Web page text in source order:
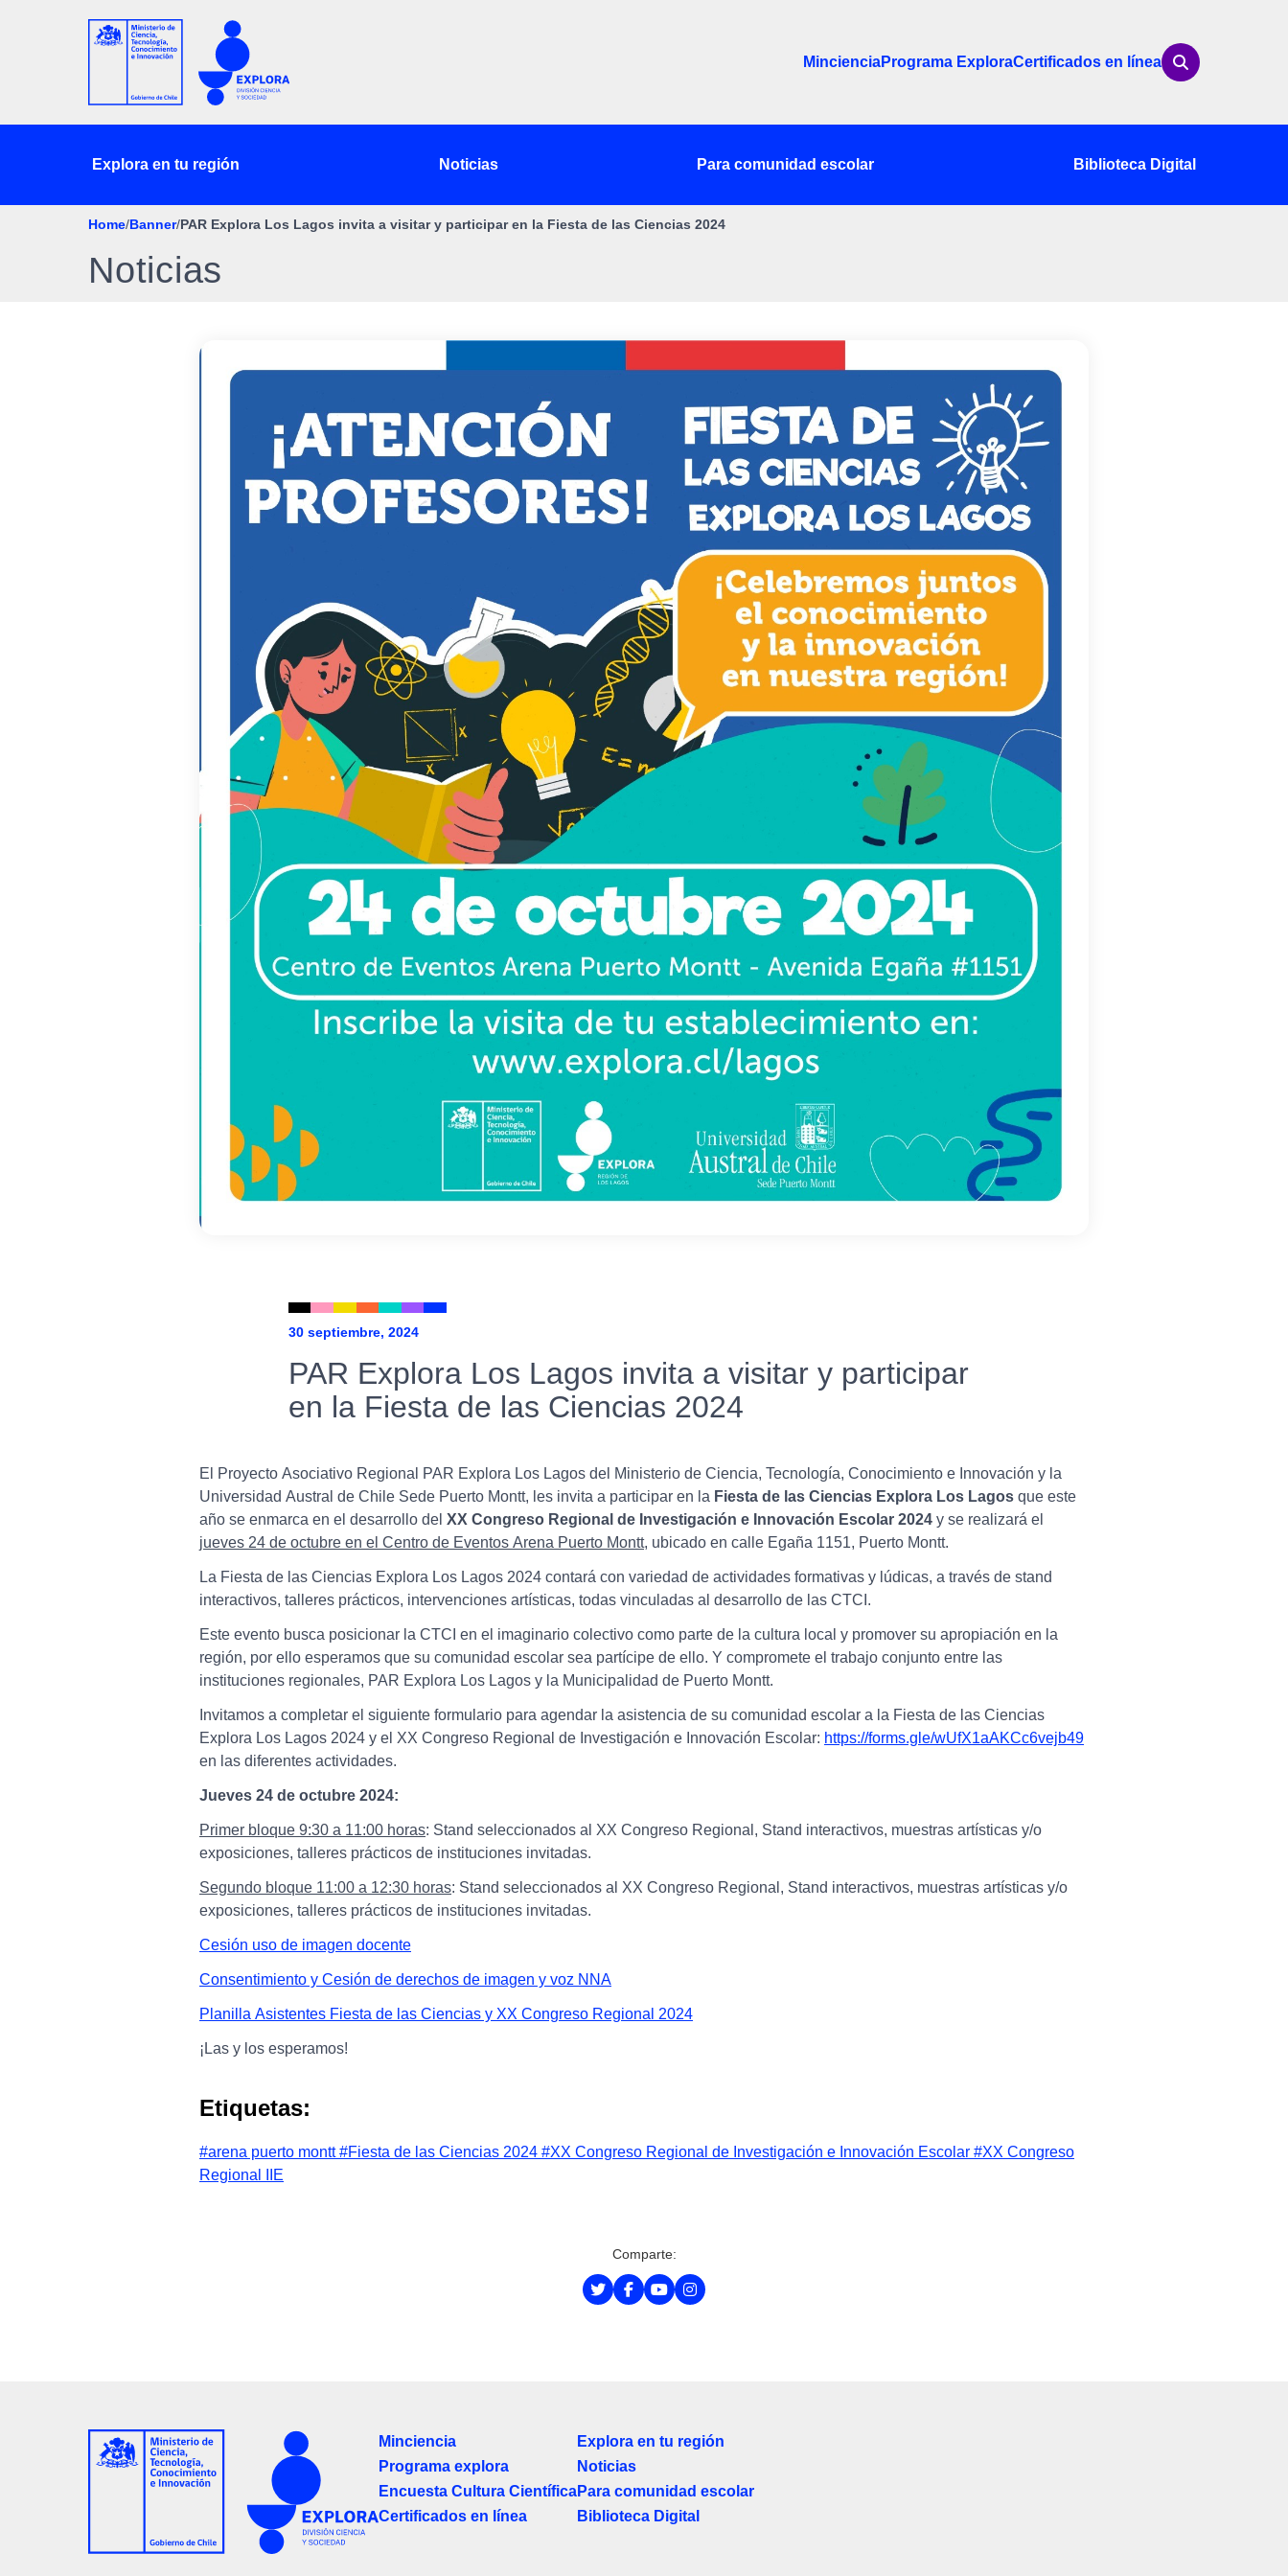
MincienciaPrograma ExploraCertificados en línea
Explora en tu región Noticias Para comunidad escolar Biblioteca Digital
Home/Banner/PAR Explora Los Lagos invita a visitar y participar en la Fiesta de las Ciencias 2024
Noticias
30 septiembre, 2024
PAR Explora Los Lagos invita a visitar y participar
en la Fiesta de las Ciencias 2024
El Proyecto Asociativo Regional PAR Explora Los Lagos del Ministerio de Ciencia, Tecnología, Conocimiento e Innovación y la
Universidad Austral de Chile Sede Puerto Montt, les invita a participar en la Fiesta de las Ciencias Explora Los Lagos que este
año se enmarca en el desarrollo del XX Congreso Regional de Investigación e Innovación Escolar 2024 y se realizará el
jueves 24 de octubre en el Centro de Eventos Arena Puerto Montt, ubicado en calle Egaña 1151, Puerto Montt.
La Fiesta de las Ciencias Explora Los Lagos 2024 contará con variedad de actividades formativas y lúdicas, a través de stand
interactivos, talleres prácticos, intervenciones artísticas, todas vinculadas al desarrollo de las CTCI.
Este evento busca posicionar la CTCI en el imaginario colectivo como parte de la cultura local y promover su apropiación en la
región, por ello esperamos que su comunidad escolar sea partícipe de ello. Y compromete el trabajo conjunto entre las
instituciones regionales, PAR Explora Los Lagos y la Municipalidad de Puerto Montt.
Invitamos a completar el siguiente formulario para agendar la asistencia de su comunidad escolar a la Fiesta de las Ciencias
Explora Los Lagos 2024 y el XX Congreso Regional de Investigación e Innovación Escolar: https://forms.gle/wUfX1aAKCc6vejb49
en las diferentes actividades.
Jueves 24 de octubre 2024:
Primer bloque 9:30 a 11:00 horas: Stand seleccionados al XX Congreso Regional, Stand interactivos, muestras artísticas y/o
exposiciones, talleres prácticos de instituciones invitadas.
Segundo bloque 11:00 a 12:30 horas: Stand seleccionados al XX Congreso Regional, Stand interactivos, muestras artísticas y/o
exposiciones, talleres prácticos de instituciones invitadas.
Cesión uso de imagen docente
Consentimiento y Cesión de derechos de imagen y voz NNA
Planilla Asistentes Fiesta de las Ciencias y XX Congreso Regional 2024
¡Las y los esperamos!
Etiquetas:
#arena puerto montt#Fiesta de las Ciencias 2024 #XX Congreso Regional de Investigación e Innovación Escolar #XX Congreso
Regional IIE
Comparte:
Minciencia
Programa explora
Encuesta Cultura Científica
Certificados en línea
Explora en tu región
Noticias
Para comunidad escolar
Biblioteca Digital